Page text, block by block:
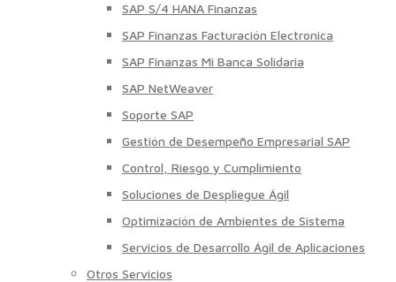
SAP S/4 HANA Finanzas
SAP Finanzas Facturación Electronica
SAP Finanzas Mi Banca Solidaria
SAP NetWeaver
Soporte SAP
Gestión de Desempeño Empresarial SAP
Control, Riesgo y Cumplimiento
Soluciones de Despliegue Ágil
Optimización de Ambientes de Sistema
Servicios de Desarrollo Ágil de Aplicaciones
Otros Servicios